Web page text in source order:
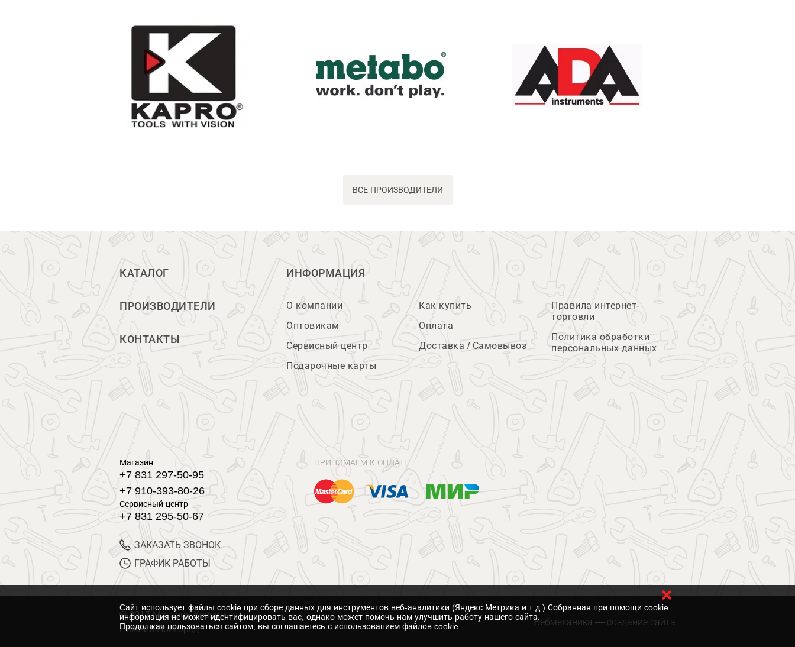
ВСЕ ПРОИЗВОДИТЕЛИ
КАТАЛОГ
ПРОИЗВОДИТЕЛИ
КОНТАКТЫ
ИНФОРМАЦИЯ
О компании
Оптовикам
Сервисный центр
Подарочные карты
Как купить
Оплата
Доставка / Самовывоз
Правила интернет-
торговли
Политика обработки
персональных данных
Магазин
+7 831 297-50-95
+7 910-393-80-26
Сервисный центр
+7 831 295-50-67
ЗАКАЗАТЬ ЗВОНОК
ГРАФИК РАБОТЫ
ПРИНИМАЕМ К ОПЛАТЕ
© 2017 Магазин Хозяин
Нижний Новгород
Вебмеханика — создание сайта
Cайт использует файлы cookie при сборе данных для инструментов веб-аналитики (Яндекс.Метрика и т.д.) Собранная при помощи cookie
информация не может идентифицировать вас, однако может помочь нам улучшить работу нашего сайта.
Продолжая пользоваться сайтом, вы соглашаетесь с использованием файлов cookie.